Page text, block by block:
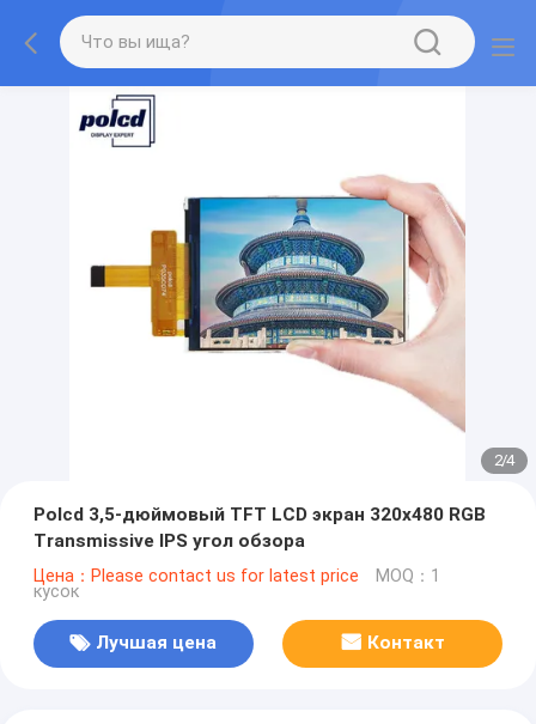
2/4
Polcd 3,5-дюймовый TFT LCD экран 320x480 RGB
Transmissive IPS угол обзора
Цена：Please contact us for latest price MOQ：1
кусок
Лучшая цена Контакт